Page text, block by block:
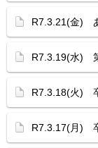
R7.3.21(金)
R7.3.19(水)
R7.3.18(火)
R7.3.17(月)